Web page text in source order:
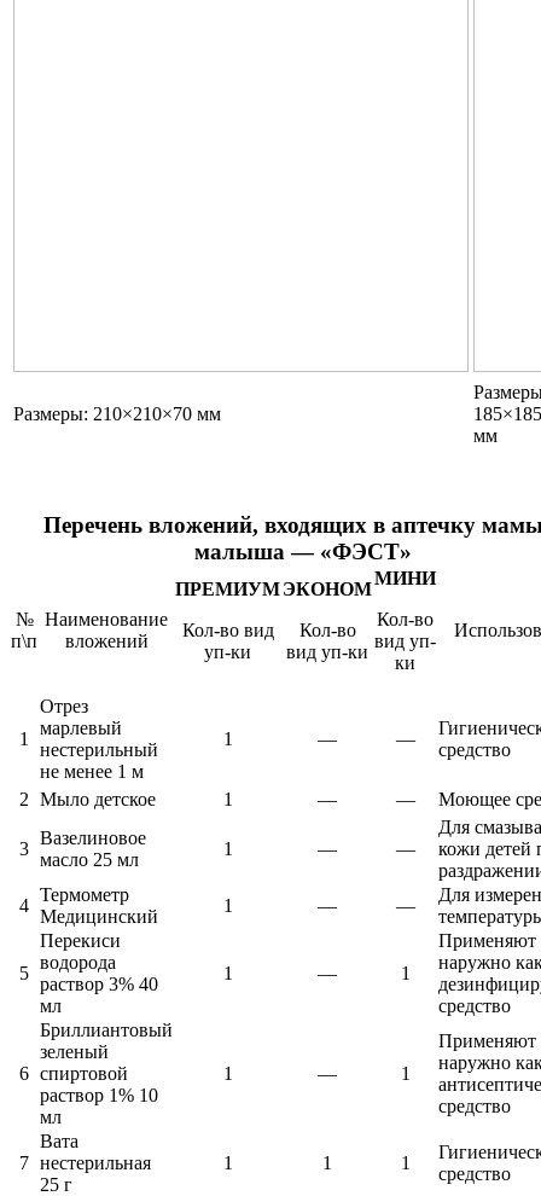
Размеры: 210×210×70 мм
мм
Перечень вложений, входящих в аптечку
малыша — «ФЭСТ»
№
п\п
Наименование
вложений
ПРЕМИУМ
Кол-во вид
уп-ки
ЭКОНОМ
Кол-во
вид уп-ки
МИНИ
Кол-во
вид уп-
ки
1
Отрез
марлевый
нестерильный
не менее 1 м
1 — —
средство
2 Мыло детское 1 — — Моющее
3
Вазелиновое
масло 25 мл
1 — —
Для
кожи детей
4
Термометр
Медицинский
1 — —
Для
5
Перекиси
водорода
раствор 3% 40
мл
1 — 1
Применяют
наружно
средство
6
Бриллиантовый
зеленый
спиртовой
раствор 1% 10
мл
1 — 1
Применяют
наружно
средство
7
Вата
нестерильная
25 г
1 1 1
средство